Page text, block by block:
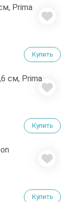
Купить
Купить
Купить